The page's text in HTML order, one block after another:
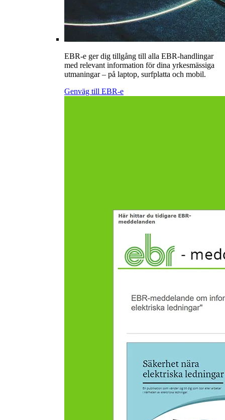
EBR-e ger dig tillgång till alla EBR-handlingar
med relevant information för dina yrkesmässiga
utmaningar – på laptop, surfplatta och mobil.
Genväg till EBR-e